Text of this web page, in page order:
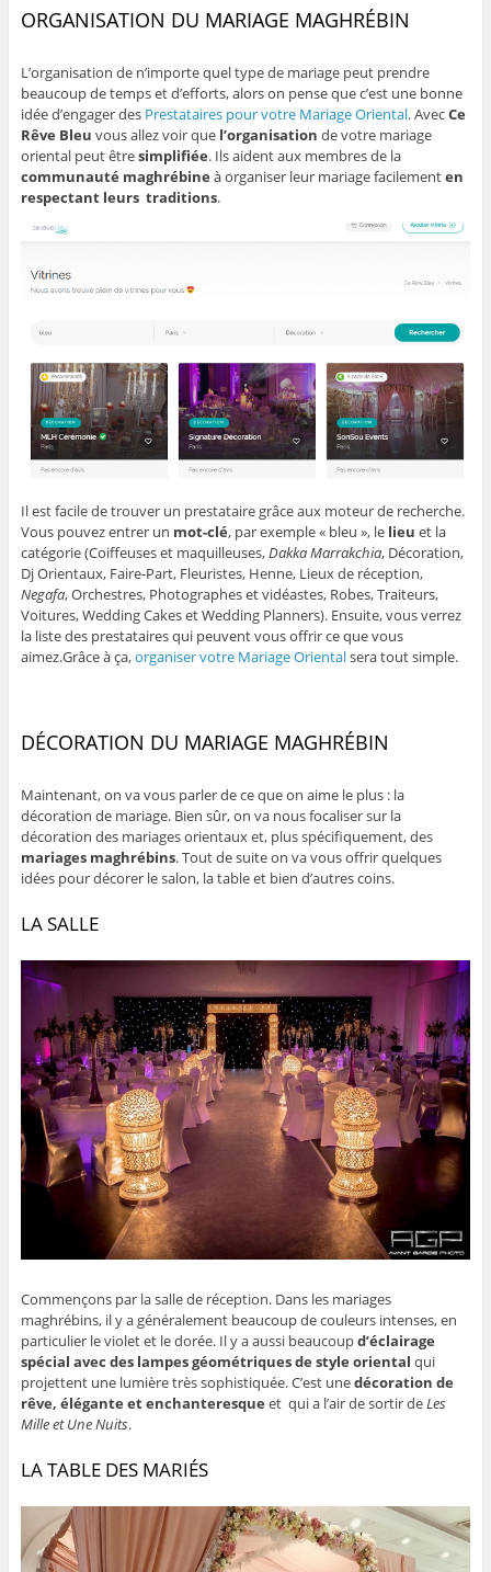
ORGANISATION DU MARIAGE MAGHRÉBIN
L’organisation de n’importe quel type de mariage peut prendre
beaucoup de temps et d’efforts, alors on pense que c’est une bonne
idée d’engager des Prestataires pour votre Mariage Oriental. AvecCe
Rêve Bleu vous allez voir que l’organisation de votre mariage
oriental peut êtresimplifiée. Ils aident aux membres de la
communauté maghrébine à organiser leur mariage facilementen
respectant leurs traditions.
Il est facile de trouver un prestataire grâce aux moteur de recherche.
Vous pouvez entrer un mot-clé, par exemple « bleu », le lieu et la
catégorie (Coiffeuses et maquilleuses,Dakka Marrakchia, Décoration,
Dj Orientaux, Faire-Part, Fleuristes, Henne, Lieux de réception,
Negafa, Orchestres, Photographes etvidéastes, Robes, Traiteurs,
Voitures, Wedding Cakes et Wedding Planners). Ensuite, vous verrez
la liste des prestataires qui peuvent vous offrir ce que vous
aimez.Grâce à ça,organiser votre Mariage Orientalsera tout simple.
DÉCORATION DU MARIAGE MAGHRÉBIN
Maintenant, on va vous parler de ce que on aime le plus : la
décoration de mariage. Bien sûr, on va nous focaliser sur la
décoration des mariages orientaux et, plus spécifiquement, des
mariages maghrébins. Tout de suite on va vous offrir quelques
idées pour décorer le salon, la table et bien d’autres coins.
LA SALLE
Commençons par la salle de réception. Dans les mariages
maghrébins, il y a généralement beaucoup de couleurs intenses, en
particulier le violet et le dorée. Il y a aussi beaucoupd’éclairage
spécial avec des lampes géométriques de style oriental qui
projettent une lumière très sophistiquée. C’est unedécoration de
rêve, élégante et enchanteresque et qui a l’air de sortir deLes
Mille et Une Nuits.
LA TABLE DES MARIÉS